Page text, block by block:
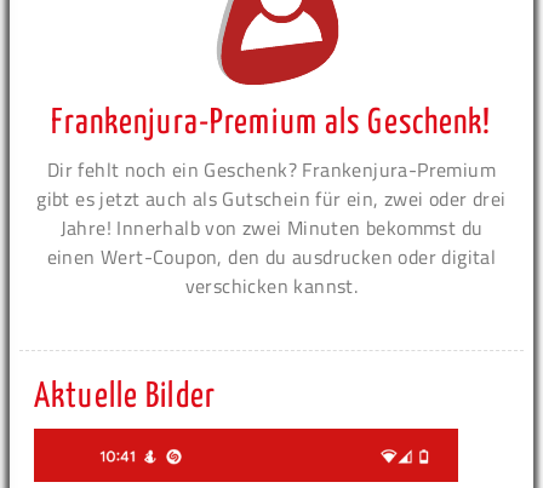
Frankenjura-Premium als Geschenk!
Dir fehlt noch ein Geschenk? Frankenjura-Premium
gibt es jetzt auch als Gutschein für ein, zwei oder drei
Jahre! Innerhalb von zwei Minuten bekommst du
einen Wert-Coupon, den du ausdrucken oder digital
verschicken kannst.
Aktuelle Bilder